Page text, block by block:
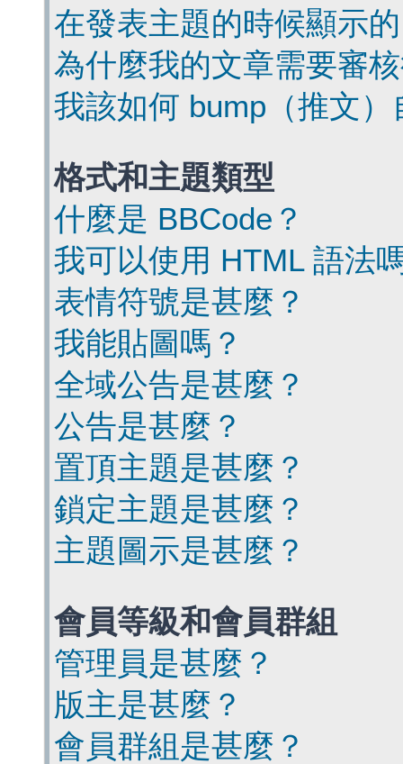
在發表主題的時候顯示
為什麼我的文章需要審
我該如何 bump（推文
格式和主題類型
什麼是 BBCode？
我可以使用 HTML 語法
表情符號是甚麼？
我能貼圖嗎？
全域公告是甚麼？
公告是甚麼？
置頂主題是甚麼？
鎖定主題是甚麼？
主題圖示是甚麼？
會員等級和會員群組
管理員是甚麼？
版主是甚麼？
會員群組是甚麼？